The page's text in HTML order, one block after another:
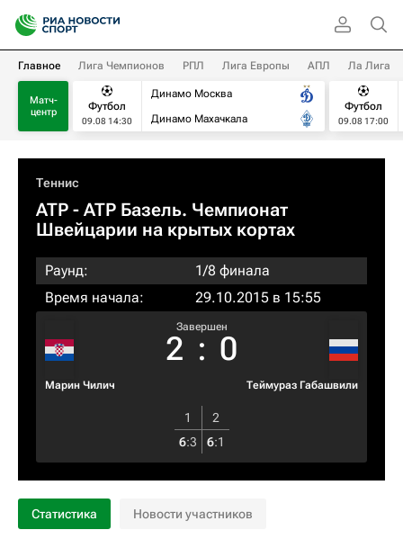
Главное Лига Чемпионов РПЛ Лига Европы АПЛ Ла Лига
Матч-
центр
Футбол
09.08 14:30
Динамо Москва
Динамо Махачкала
Футбол
09.08 17:00
Теннис
ATP - ATP Базель. Чемпионат
Швейцарии на крытых кортах
Раунд:
1/8 финала
Время начала:
29.10.2015 в 15:55
Марин Чилич
Завершен
2 : 0
Теймураз Габашвили
1
2
6:3 6:1
Статистика Новости участников